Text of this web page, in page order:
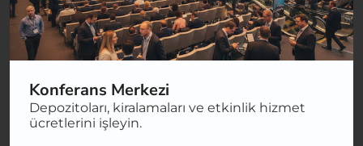
Konferans Merkezi
Depozitoları, kiralamaları ve etkinlik hizmet
ücretlerini işleyin.